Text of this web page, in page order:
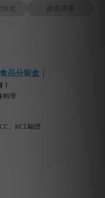
品分裝盒｜
料理
、KCL驗證